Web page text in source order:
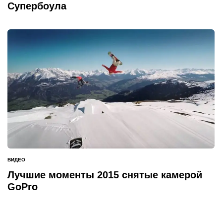
Супербоула
ОПУБЛИКОВАНО
В
ВИДЕО
Лучшие моменты 2015 снятые камерой
GoPro